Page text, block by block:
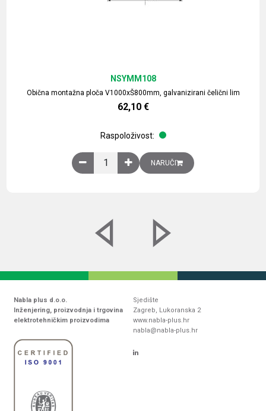
Obična montažna ploča V1000xŠ800mm, galvanizirani čelični lim
NSYMM108
62,10 €
Raspoloživost:
Obična montažna ploča V1000xŠ800mm,
NARUČI
Nabla plus d.o.o.
Inženjering, proizvodnja i trgovina
elektrotehničkim proizvodima
Sjedište
Zagreb, Lukoranska 2
www.nabla-plus.hr
nabla@nabla-plus.hr